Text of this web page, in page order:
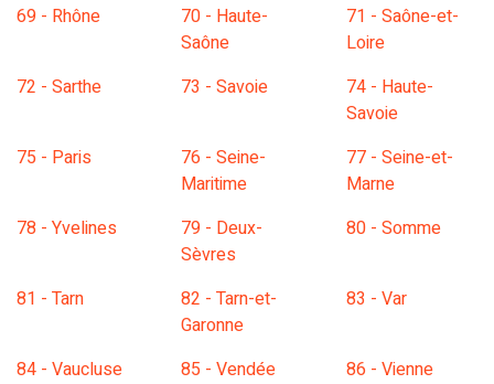
69 - Rhône
70 - Haute-
Saône
71 - Saône-et-
Loire
72 - Sarthe
73 - Savoie
74 - Haute-
Savoie
75 - Paris
76 - Seine-
Maritime
77 - Seine-et-
Marne
78 - Yvelines
79 - Deux-
Sèvres
80 - Somme
81 - Tarn
82 - Tarn-et-
Garonne
83 - Var
84 - Vaucluse 85 - Vendée
86 - Vienne